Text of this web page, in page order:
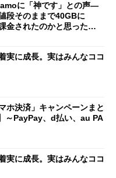
に「神です」との声―
段そのままで40GBに
課金されたのかと思った」
実に成長。実はみんなココ
ホ決済」キャンペーンまと
～PayPay、d払い、au PA
実に成長。実はみんなココ